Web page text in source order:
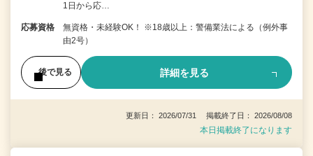
1日から応…
応募資格
無資格・未経験OK！ ※18歳以上：警備業法による（例外事
由2号）
後で見る 詳細を見る
更新日： 2026/07/31 掲載終了日： 2026/08/08
本日掲載終了になります